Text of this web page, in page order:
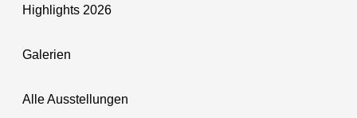
Highlights 2026
Galerien
Alle Ausstellungen